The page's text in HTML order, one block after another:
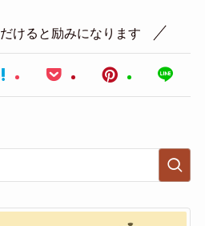
けると励みになります